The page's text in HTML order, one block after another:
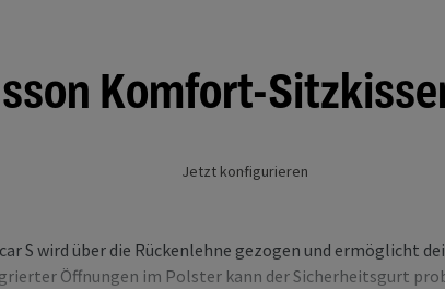
Komfort-
Jetzt konfigurieren
S wird über die Rückenlehne gezogen und ermöglicht
Öffnungen im Polster kann der Sicherheitsgurt